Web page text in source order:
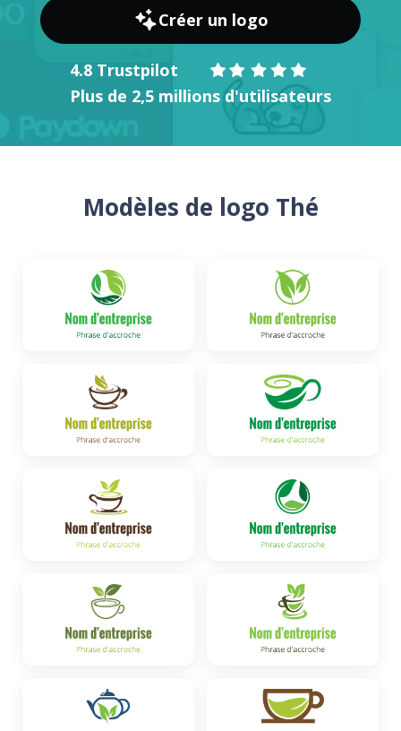
Créer un logo
4.8 Trustpilot
Plus de 2,5 millions d'utilisateurs
Modèles de logo Thé